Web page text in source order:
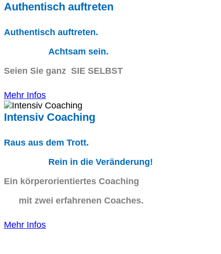
Authentisch auftreten
Authentisch auftreten.
Achtsam sein.
Seien Sie ganz SIE SELBST
Mehr Infos
Intensiv Coaching
Raus aus dem Trott.
Rein in die Veränderung!
Ein körperorientiertes Coaching
mit zwei erfahrenen Coaches.
Mehr Infos